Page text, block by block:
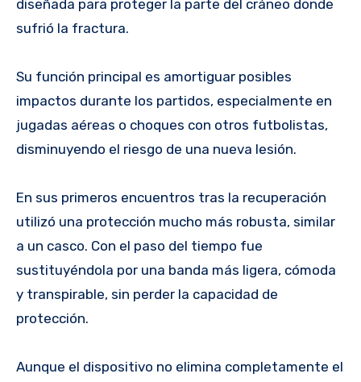
diseñada para proteger la parte del cráneo donde
sufrió la fractura.
Su función principal es amortiguar posibles
impactos durante los partidos, especialmente en
jugadas aéreas o choques con otros futbolistas,
disminuyendo el riesgo de una nueva lesión.
En sus primeros encuentros tras la recuperación
utilizó una protección mucho más robusta, similar
a un casco. Con el paso del tiempo fue
sustituyéndola por una banda más ligera, cómoda
y transpirable, sin perder la capacidad de
protección.
Aunque el dispositivo no elimina completamente el